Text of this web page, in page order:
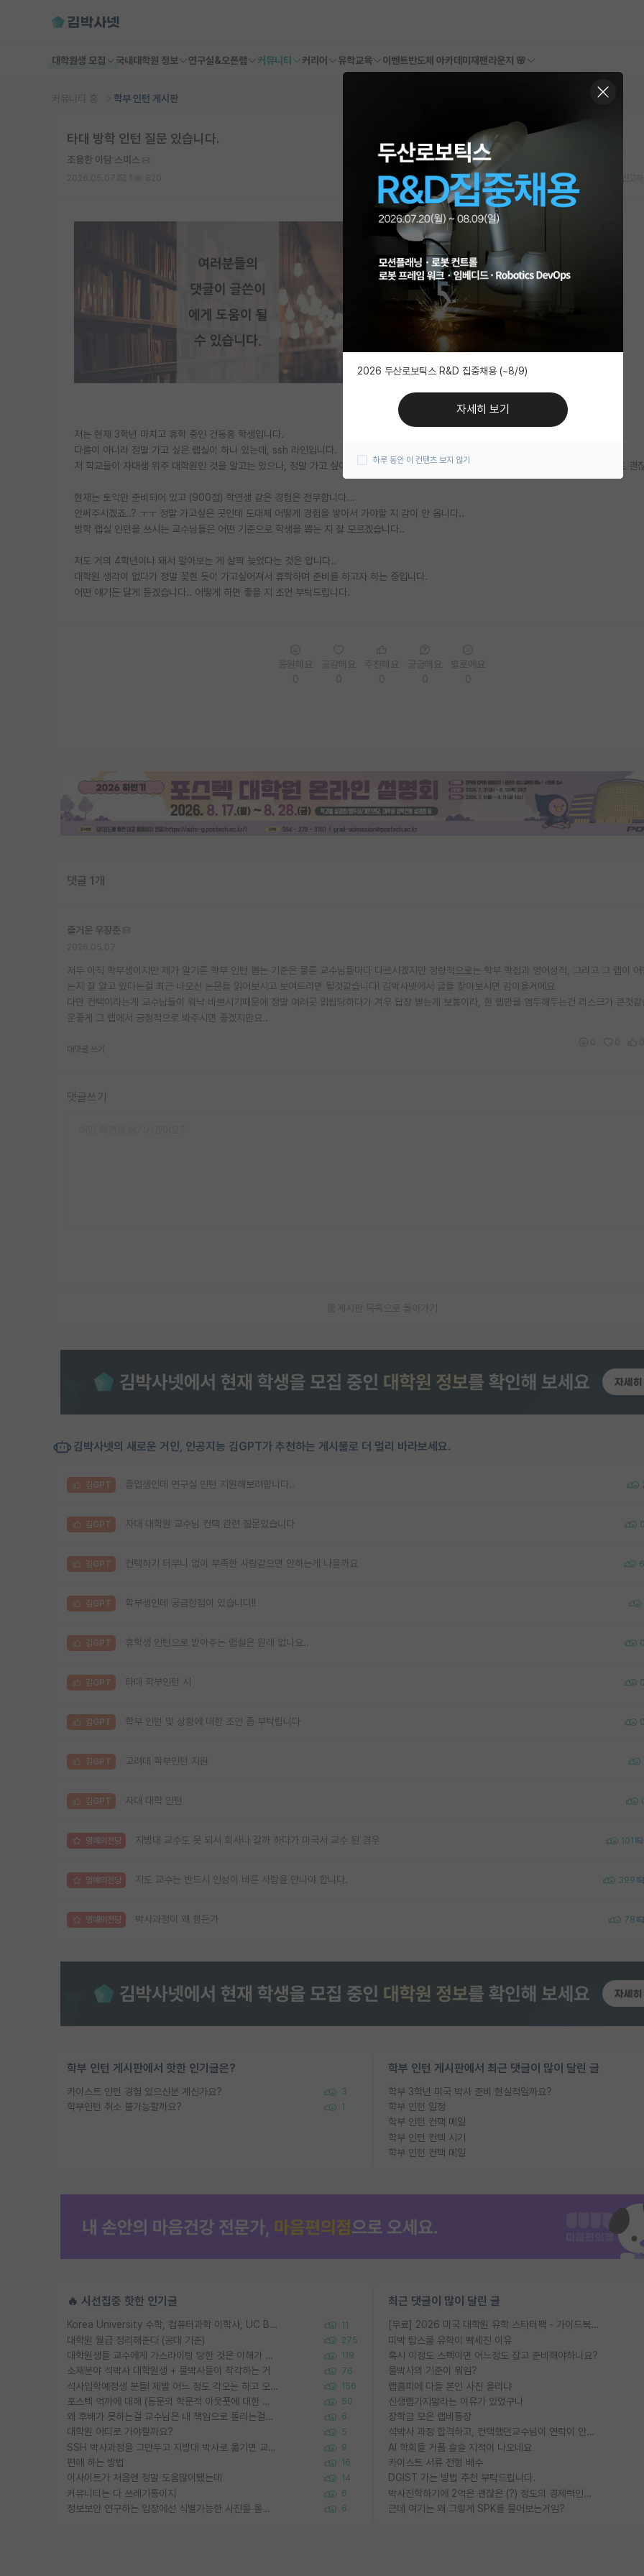
대학원생 모집 국내대학원 정보 연구실&오픈랩 커뮤니티 커리어 유학교육 이벤트반도체 아카데미 재팬라운지 🌸
커뮤니티 홈 학부 인턴 게시판
타대 방학 인턴 질문 있습니다.
조용한 아담 스미스
저는 현재 3학년 마치고 휴학 중인 건동홍 학생입니다.
다름이 아니라 정말 가고 싶은 랩실이 하나 있는데, ssh 라인입니다.
저 학교들이 자대생 위주 대학원인 것을 알고는 있으나, 정말 가고 싶어서 휴학 중인 동안 방학때라도 인턴을 해보고 싶은데 그냥 냅다 지원해도 괜
현재는 토익만 준비되어 있고 (900점) 학연생 같은 경험은 전무합니다...
안써주시겠죠..? ㅜㅜ 정말 가고싶은 곳인데 도대체 어떻게 경험을 쌓아서 가야할 지 감이 안 옵니다..
방학 랩실 인턴을 쓰시는 교수님들은 어떤 기준으로 학생을 뽑는 지 잘 모르겠습니다..
저도 거의 4학년이나 돼서 알아보는 게 살짝 늦었다는 것은 압니다..
대학원 생각이 없다가 정말 꽂힌 듯이 가고싶어져서 휴학하며 준비를 하고자 하는 중입니다.
어떤 얘기든 달게 듣겠습니다.. 어떻게 하면 좋을 지 조언 부탁드립니다.
댓글 1개
즐거운 우장춘
저두 아직 학부생이지만 제가 알기론 학부 인턴 뽑는 기준은 물론 교수님들마다 다르시겠지만 정량적으로는 학부 학점과 영어성적, 그리고 그 랩이
는지 잘 알고 있다는걸 최근 나오신 논문들 읽어보시고 보여드리면 될것같습니다! 김박사넷에서 글들 찾아보시면 감이올거에요
다만 컨택이라는게 교수님들이 워낙 바쁘시기때문에 정말 여러곳 읽씹당하다가 겨우 답장 받는게 보통이라, 한 랩만을 염두해두는건 리스크가 큰것
운좋게 그 랩에서 긍정적으로 봐주시면 좋겠지만요..
대댓글 쓰기
댓글쓰기
게시판 목록으로 돌아가기
김박사넷의 새로운 거인, 인공지능 김GPT가 추천하는 게시물로 더 멀리 바라보세요.
김GPT 졸업생인데 연구실 인턴 지원해보려합니다..
김GPT 자대 대학원 교수님 컨택 관련 질문있습니다 0
김GPT 컨택하기 터무니 없이 부족한 사람같으면 안하는게 나을까요 6
김GPT 학부생인데 궁금한점이 있습니다!!
김GPT 휴학생 인턴으로 받아주는 랩실은 원래 없나요.. 0
김GPT 타대 학부인턴 시 0
김GPT 학부 인턴 및 상황에 대한 조언 좀 부탁립니다 0
김GPT 고려대 학부인턴 지원
김GPT 자대 대학 인턴
명예의전당 지방대 교수도 못 되서 회사나 갈까 하다가 미국서 교수 된 경우 101
명예의전당 지도 교수는 반드시 인성이 바른 사람을 만나야 합니다. 399
명예의전당 박사과정이 왜 힘든가 78
학부 인턴 게시판에서 핫한 인기글은?
카이스트 인턴 경험 있으신분 계신가요? 3
학부인턴 취소 불가능할까요? 1
학부 인턴 게시판에서 최근 댓글이 많이 달린 글
학부 3학년 미국 박사 준비 현실적일까요?
학부 인턴 일정
학부 인턴 컨택 메일
학부 인턴 컨텍 시기
학부 인턴 컨택 메일
🔥 시선집중 핫한 인기글
Korea University 수학, 컴퓨터과학 이학사, UC Berkeley 산업공학 대학원 공학박사가 되는 것은 쉽지 않겠죠? 11
대학원 월급 정리해준다 (공대 기준) 275
대학원생들 교수에게 가스라이팅 당한 것은 이해가 갑니다. 안타깝네요. 119
소재분야 석박사 대학원생 + 물박사들이 착각하는 거 76
석사입학예정생 분들! 제발 어느 정도 각오는 하고 오세요. 156
포스텍 억까에 대해 (동문의 학문적 아웃풋에 대한 반박) 50
왜 후배가 못하는걸 교수님은 내 책임으로 돌리는걸까요? 6
대학원 어디로 가야할까요? 5
SSH 박사과정을 그만두고 지방대 박사로 옮기면 교수의 꿈은 끝일까요? 9
편애 하는 방법 16
이사이트가 처음엔 정말 도움많이됐는데 14
커뮤니티는 다 쓰레기통이지 6
정보보안 연구하는 입장에선 식별가능한 사진을 올리는건 비추이긴함 6
최근 댓글이 많이 달린 글
[무료] 2026 미국 대학원 유학 스타터팩 - 가이드북 & 합격자 컨택메일 템플릿
미박 탑스쿨 유학이 빡세진 이유
혹시 이정도 스펙이면 어느정도 잡고 준비해야하나요?
물박사의 기준이 뭐임?
랩홈피에 다들 본인 사진 올리냐
신생랩가지말라는 이유가 있었구나
장학금 모은 랩비통장
석박사 과정 합격하고, 컨택했던교수님이 연락이 안됩니다...
AI 학회들 거품 슬슬 지적이 나오네요
카이스트 서류 전형 배수
DGIST 가는 방법 추천 부탁드립니다.
박사진학하기에 2억은 괜찮은 (?) 정도의 경제력인가요
근데 여기는 왜 그렇게 SPK를 물어보는거임?
2026 두산로보틱스 R&D 집중채용 (~8/9)
자세히 보기
하루 동안 이 컨텐츠 보지 않기